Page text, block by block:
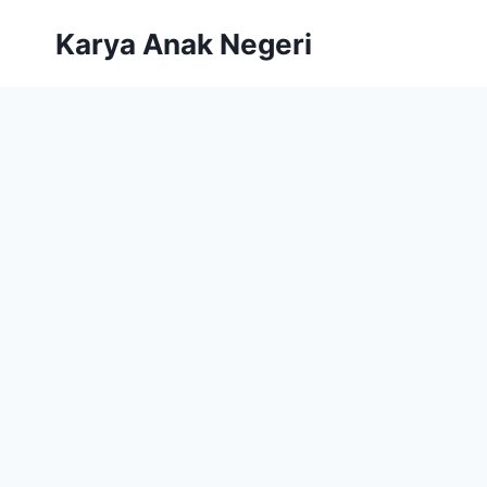
Karya Anak Negeri